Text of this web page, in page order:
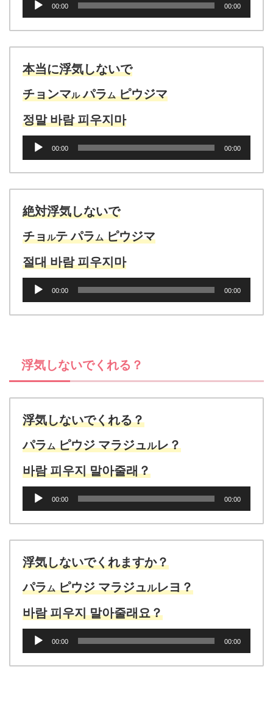
ヤ
ー
00:00 00:00
本当に浮気しないで
チョンマルパラムピウジマ
정말 바람 피우지마
ヤ
ー
00:00 00:00
絶対浮気しないで
チョルテ パラムピウジマ
절대 바람 피우지마
ー
00:00 00:00
浮気しないでくれる？
浮気しないでくれる？
パラムピウジ マラジュルレ？
바람 피우지 말아줄래？
ヤ
ー
00:00 00:00
浮気しないでくれますか？
パラムピウジ マラジュルレヨ？
바람 피우지 말아줄래요？
00:00 00:00